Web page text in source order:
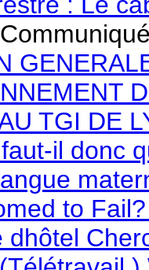
TGI DE
il donc
to
dhôtel